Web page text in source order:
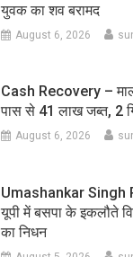
युवक का शव बरामद
August 6, 2026
Cash Recovery –
पास से 41 लाख जब्त, 2
August 6, 2026
Umashankar Singh
यूपी में बसपा के इकलौते
का निधन